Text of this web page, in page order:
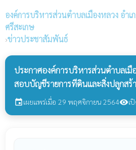
องค์การบริหารส่วนตำบลเมืองหลวง อำ
ศรีสะเกษ
›ข่าวประชาสัมพันธ์
ประกาศองค์การบริหารส่วนตำบลเมื
สอบบัญชีรายการทีดินและสิ่งปลูกสร้
eventเผยแพร่เมื่อ 29 พฤศจิกายน 2564visibilityเ